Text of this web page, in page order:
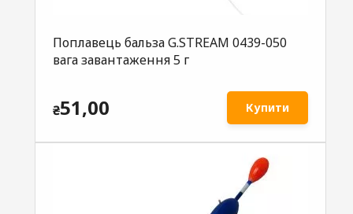
Поплавець бальза G.STREAM 0439-050
вага завантаження 5 г
₴51,00 Купити